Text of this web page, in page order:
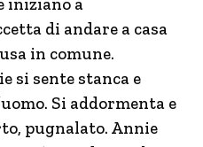
di andare a casa
in comune.
si sente stanca e
Si addormenta e
pugnalato. Annie